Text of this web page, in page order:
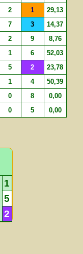
2 1 29,13
7 3 14,37
2 9 8,76
1 6 52,03
5 2 23,78
1 4 50,39
0 8 0,00
0 5 0,00
1
5
2